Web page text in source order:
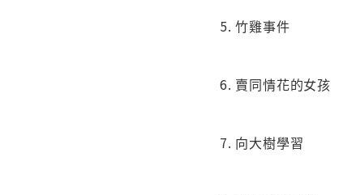
5. 竹雞事件
6. 賣同情花的女孩
7. 向大樹學習